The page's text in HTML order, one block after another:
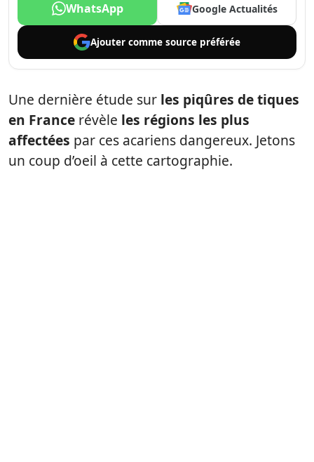
WhatsApp Google Actualités
Ajouter comme source préférée
Une dernière étude sur les piqûres de tiques
en France révèle les régions les plus
affectées par ces acariens dangereux. Jetons
un coup d’oeil à cette cartographie.